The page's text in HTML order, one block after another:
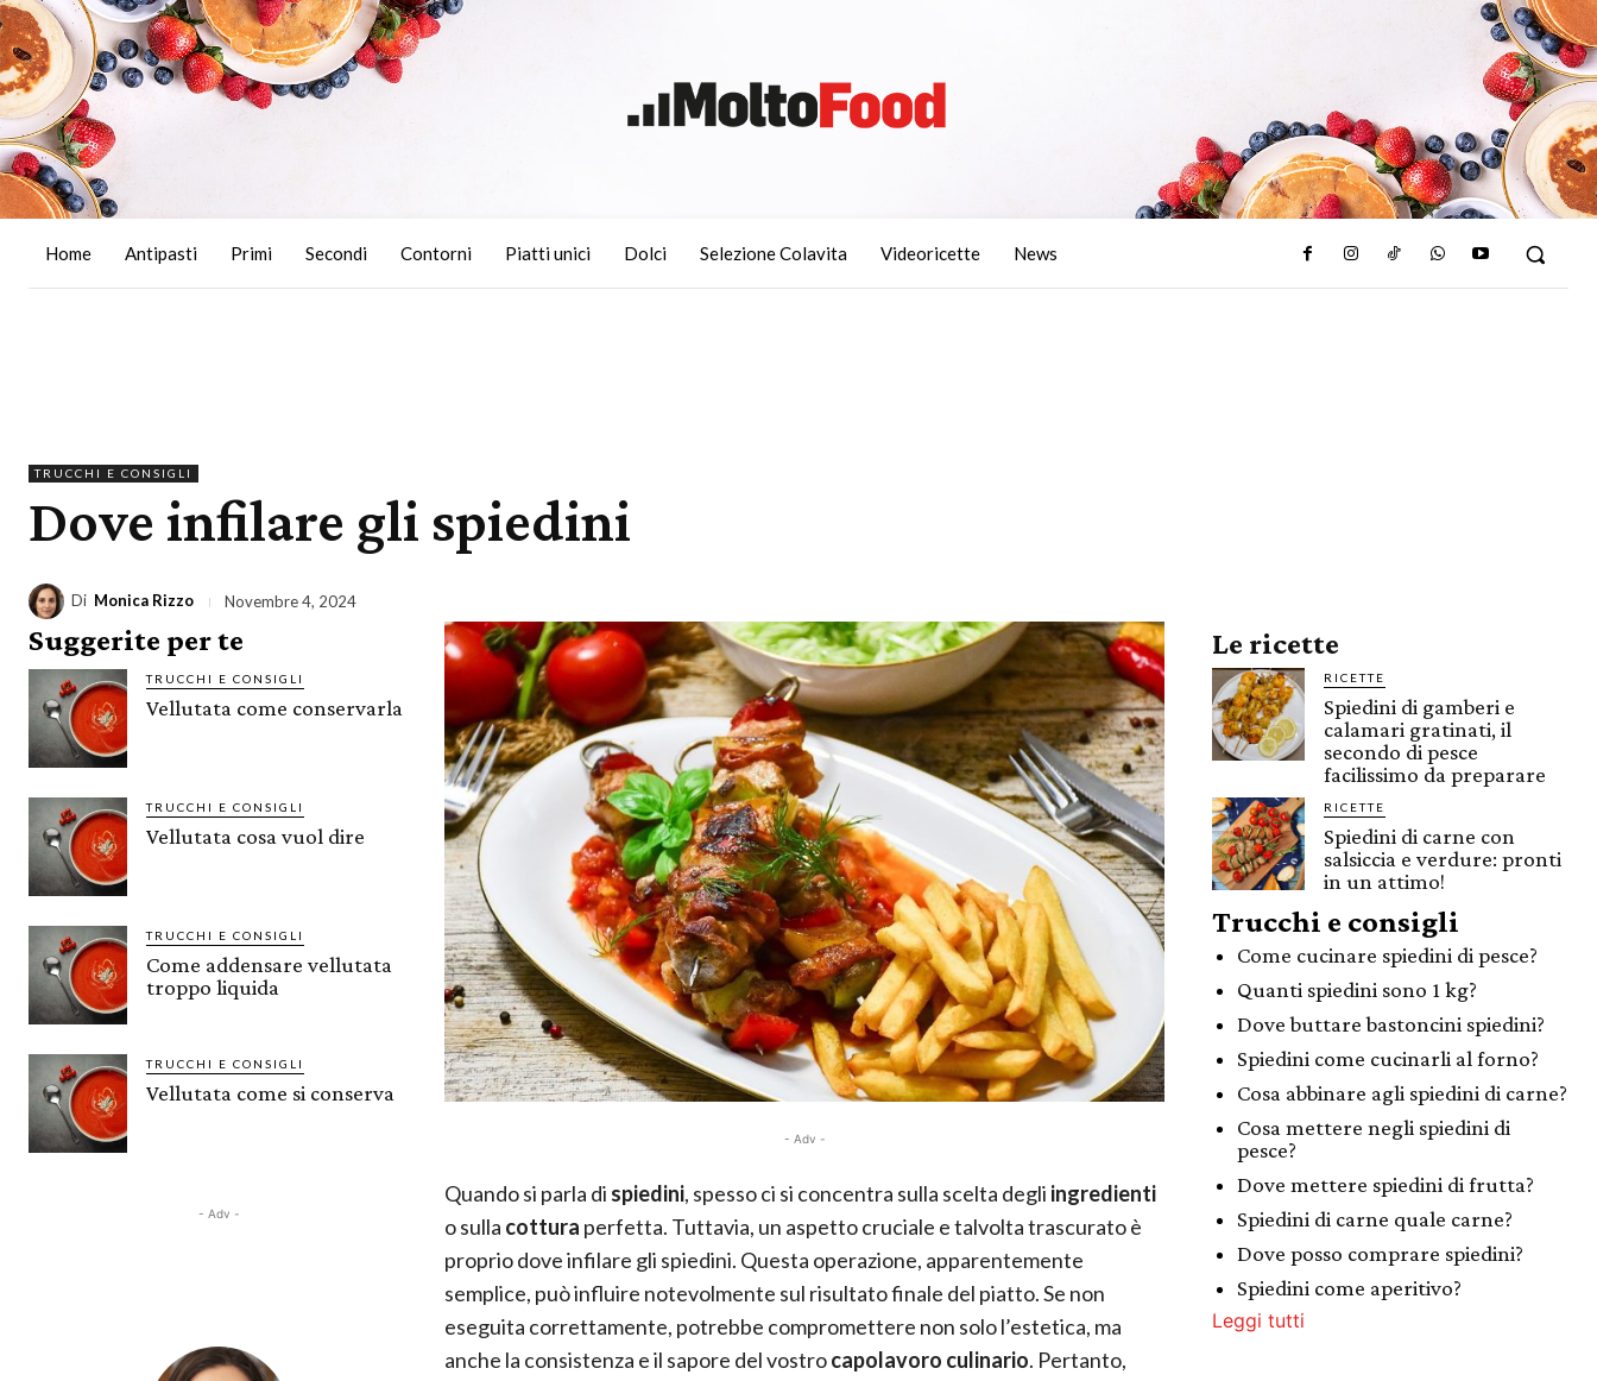
Home Antipasti Primi Secondi Contorni Piatti unici Dolci Selezione Colavita Videoricette News
TRUCCHI E CONSIGLI
Dove infilare gli spiedini
Di Monica Rizzo Novembre 4, 2024
Suggerite per te
TRUCCHI E CONSIGLI
Vellutata come conservarla
TRUCCHI E CONSIGLI
Vellutata cosa vuol dire
TRUCCHI E CONSIGLI
Come addensare vellutata
troppo liquida
TRUCCHI E CONSIGLI
Vellutata come si conserva
- Adv -
- Adv -
Quando si parla di spiedini, spesso ci si concentra sulla scelta degli ingredienti
o sulla cottura perfetta. Tuttavia, un aspetto cruciale e talvolta trascurato è
proprio dove infilare gli spiedini. Questa operazione, apparentemente
semplice, può influire notevolmente sul risultato finale del piatto. Se non
eseguita correttamente, potrebbe compromettere non solo l’estetica, ma
anche la consistenza e il sapore del vostrocapolavoro culinario. Pertanto,
Le ricette
RICETTE
Spiedini di gamberi e
calamari gratinati, il
secondo di pesce
facilissimo da preparare
RICETTE
Spiedini di carne con
salsiccia e verdure: pronti
in un attimo!
Trucchi e consigli
Come cucinare spiedini di pesce?
Quanti spiedini sono 1 kg?
Dove buttare bastoncini spiedini?
Spiedini come cucinarli al forno?
Cosa abbinare agli spiedini di carne?
Cosa mettere negli spiedini di
pesce?
Dove mettere spiedini di frutta?
Spiedini di carne quale carne?
Dove posso comprare spiedini?
Spiedini come aperitivo?
Leggi tutti